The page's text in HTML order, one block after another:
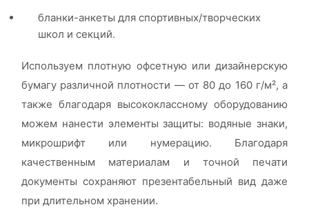
бланки-анкеты для спортивных/творческих
школ и секций.
Используем плотную офсетную или дизайнерскую
бумагу различной плотности — от 80 до 160 г/м², а
также благодаря высококлассному оборудованию
можем нанести элементы защиты: водяные знаки,
микрошрифт или нумерацию. Благодаря
качественным материалам и точной печати
документы сохраняют презентабельный вид даже
при длительном хранении.